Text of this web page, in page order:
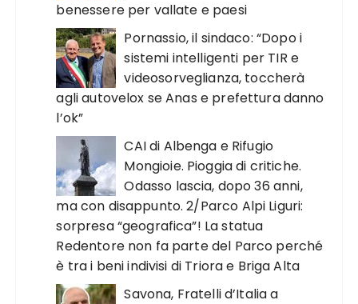
benessere per vallate e paesi
Pornassio, il sindaco: “Dopo i
sistemi intelligenti per TIR e
videosorveglianza, toccherà
agli autovelox se Anas e prefettura danno
l’ok”
CAI di Albenga e Rifugio
Mongioie. Pioggia di critiche.
Odasso lascia, dopo 36 anni,
ma con disappunto. 2/Parco Alpi Liguri:
sorpresa “geografica”! La statua
Redentore non fa parte del Parco perché
è tra i beni indivisi di Triora e Briga Alta
Savona, Fratelli d’Italia a